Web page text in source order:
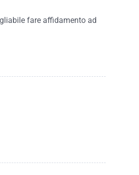
fare affidamento ad